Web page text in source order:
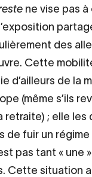
ne vise pas à
des
Cette
d’ailleurs de la
(même s’ils
retraite) ; elle
de fuir un
pas tant «
Cette situation